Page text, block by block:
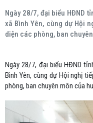
Ngày 28/7, đại biểu HĐND
xã Bình Yên, cùng dự Hội
diện các phòng, ban
Ngày 28/7, đại biểu HĐND
Bình Yên, cùng dự Hội nghị
phòng, ban chuyên môn của